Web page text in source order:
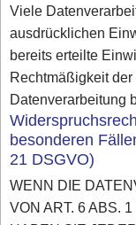
Viele
ausdrücklichen
bereits erteilte
Rechtmäßigkeit
Datenverarbeitung
besonderen
21 DSGVO)
WENN DIE
VON ART. 6 ABS.